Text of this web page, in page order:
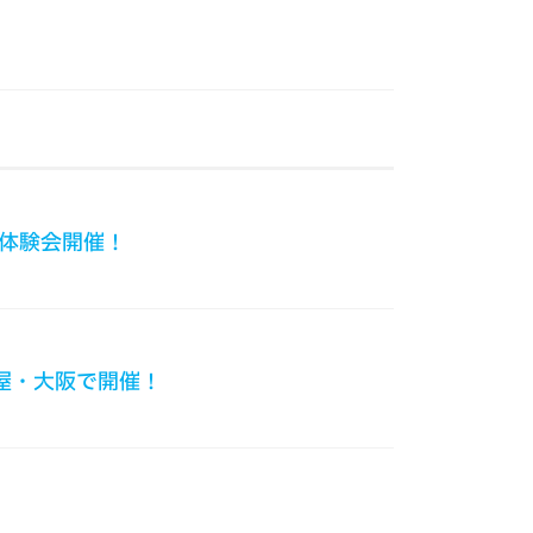
験会開催！
大阪で開催！